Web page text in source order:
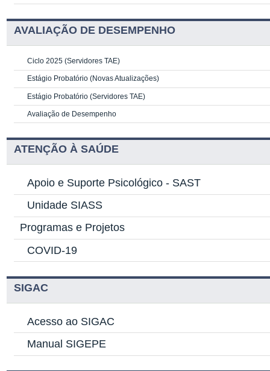
AVALIAÇÃO DE DESEMPENHO
Ciclo 2025 (Servidores TAE)
Estágio Probatório (Novas Atualizações)
Estágio Probatório (Servidores TAE)
Avaliação de Desempenho
ATENÇÃO À SAÚDE
Apoio e Suporte Psicológico - SAST
Unidade SIASS
Programas e Projetos
COVID-19
SIGAC
Acesso ao SIGAC
Manual SIGEPE